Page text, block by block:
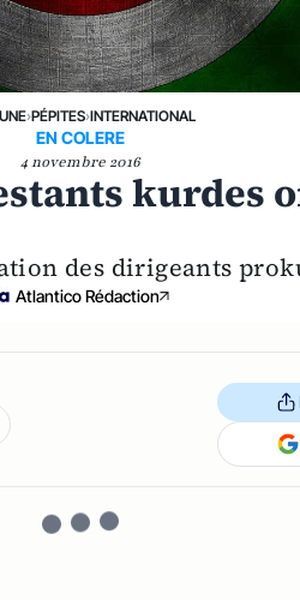
›PÉPITES›INTERNATIONAL
EN COLERE
4 novembre 2016
kurdes
des dirigeants
Atlantico Rédaction